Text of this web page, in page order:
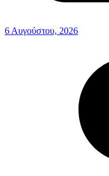
6 Αυγούστου, 2026